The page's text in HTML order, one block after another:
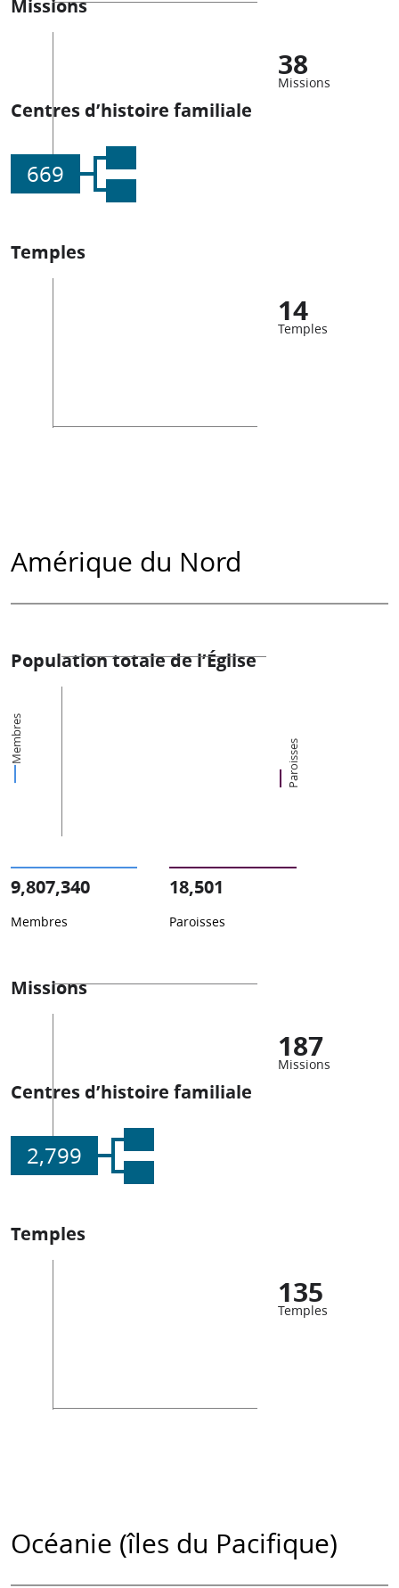
38
Missions
Centres d’histoire familiale
669
Temples
14
Temples
Amérique du Nord
Population totale de l’Église
Membres Paroisses
9,807,340
Membres
18,501
Paroisses
Missions
187
Missions
Centres d’histoire familiale
2,799
Temples
135
Temples
Océanie (îles du Pacifique)